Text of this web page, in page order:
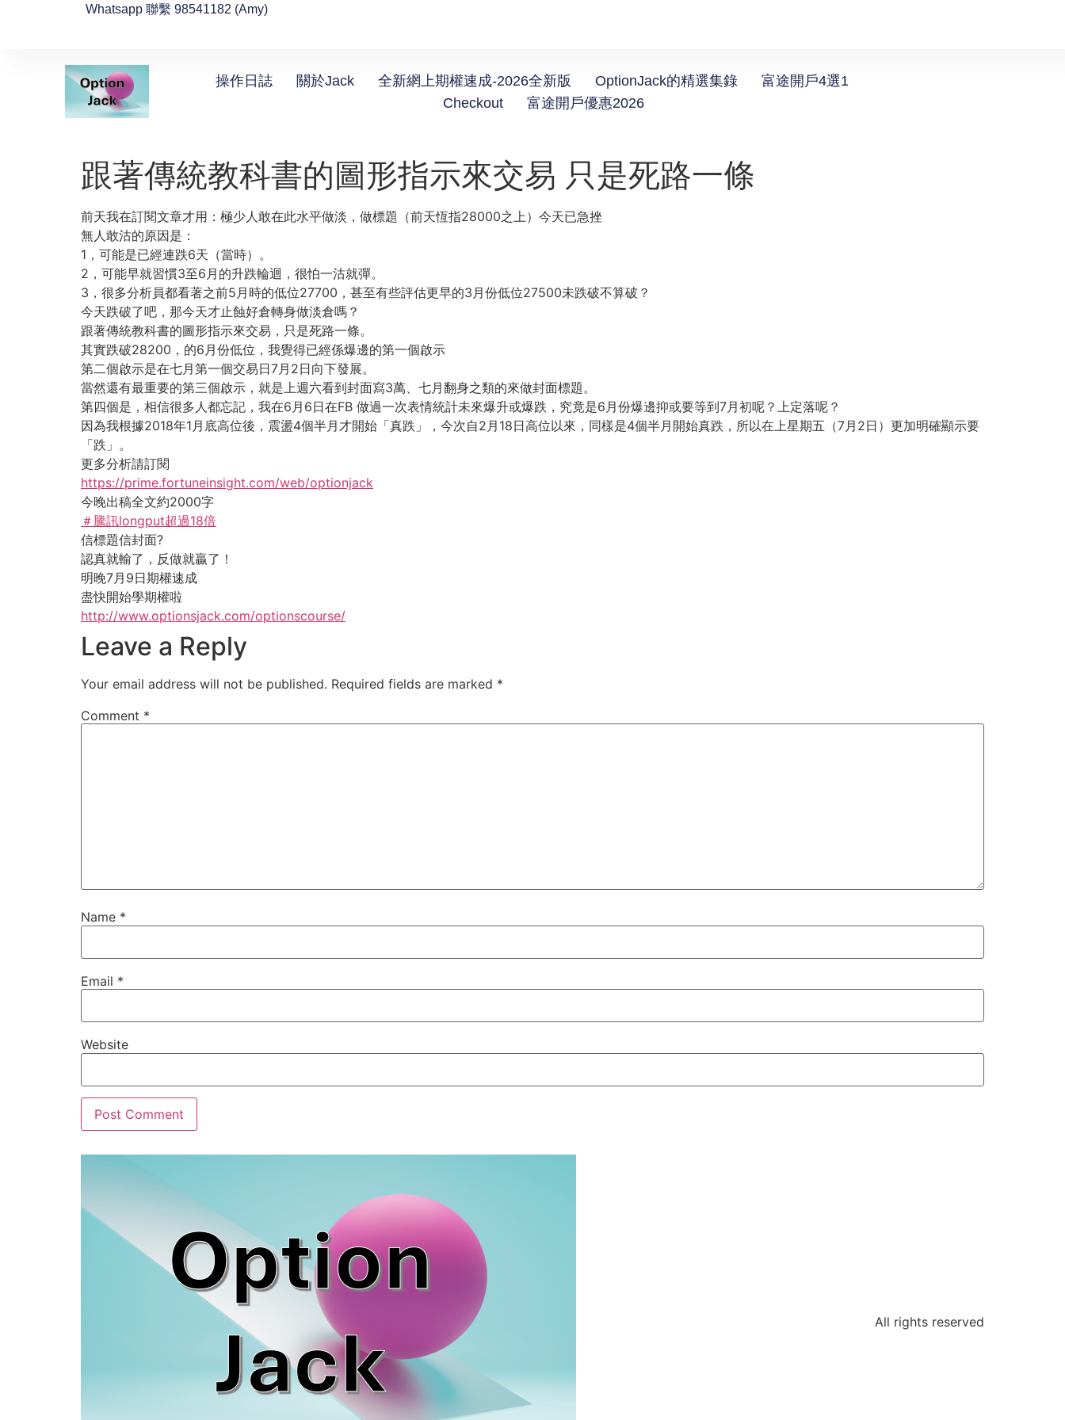
Whatsapp 聯繫 98541182 (Amy)
操作日誌 關於Jack 全新網上期權速成-2026全新版 OptionJack的精選集錄
富途開戶4選1
Checkout
富途開戶優惠2026
跟著傳統教科書的圖形指示來交易 只是死路一條
前天我在訂閱文章才用：極少人敢在此水平做淡，做標題（前天恆指28000之上）今天已急挫
無人敢沽的原因是：
1，可能是已經連跌6天（當時）。
2，可能早就習慣3至6月的升跌輪迴，很怕一沽就彈。
3，很多分析員都看著之前5月時的低位27700，甚至有些評估更早的3月份低位27500未跌破不算破？
今天跌破了吧，那今天才止蝕好倉轉身做淡倉嗎？
跟著傳統教科書的圖形指示來交易，只是死路一條。
其實跌破28200，的6月份低位，我覺得已經係爆邊的第一個啟示
第二個啟示是在七月第一個交易日7月2日向下發展。
當然還有最重要的第三個啟示，就是上週六看到封面寫3萬、七月翻身之類的來做封面標題。
第四個是，相信很多人都忘記，我在6月6日在FB 做過一次表情統計未來爆升或爆跌，究竟是6月份爆邊抑或要等到7月初呢？上定落呢？
因為我根據2018年1月底高位後，震盪4個半月才開始「真跌」，今次自2月18日高位以來，同樣是4個半月開始真跌，所以在上星期五（7月2日）更加明確顯示要
「跌」。
更多分析請訂閱
https://prime.fortuneinsight.com/web/optionjack
今晚出稿全文約2000字
＃騰訊longput超過18倍
信標題信封面?
認真就輸了，反做就贏了！
明晚7月9日期權速成
盡快開始學期權啦
http://www.optionsjack.com/optionscourse/
Leave a Reply
Your email address will not be published. Required fields are marked *
Comment *
Name *
Email *
Website
All rights reserved